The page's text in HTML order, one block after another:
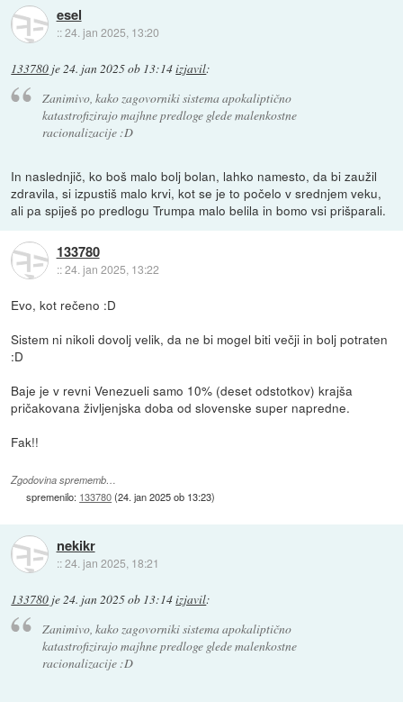
esel
::24. jan 2025, 13:20
133780 je24. jan 2025 ob 13:14izjavil:
Zanimivo, kako zagovorniki sistema apokaliptično
katastrofizirajo majhne predloge glede malenkostne
racionalizacije :D
In naslednjič, ko boš malo bolj bolan, lahko namesto, da bi zaužil
zdravila, si izpustiš malo krvi, kot se je to počelo v srednjem veku,
ali pa spiješ po predlogu Trumpa malo belila in bomo vsi prišparali.
133780
::24. jan 2025, 13:22
Evo, kot rečeno :D
Sistem ni nikoli dovolj velik, da ne bi mogel biti večji in bolj potraten
:D
Baje je v revni Venezueli samo 10% (deset odstotkov) krajša
pričakovana življenjska doba od slovenske super napredne.
Fak!!
Zgodovina sprememb…
spremenilo: 133780(24. jan 2025 ob 13:23)
nekikr
::24. jan 2025, 18:21
133780 je 24. jan 2025 ob 13:14izjavil:
Zanimivo, kako zagovorniki sistema apokaliptično
katastrofizirajo majhne predloge glede malenkostne
racionalizacije :D